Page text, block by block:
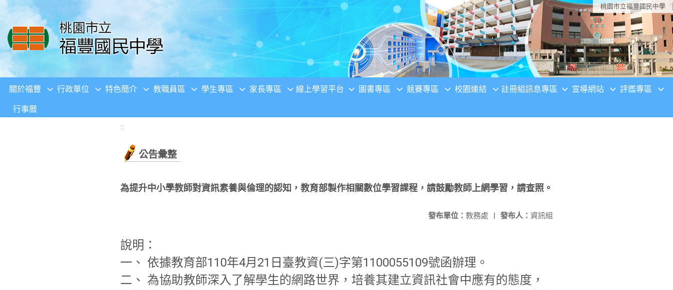
移至網頁之主要內容區位置 桃園市立福豐國民中學
關於福豐 行政單位 特色簡介 教職員區 學生專區 家長專區 線上學習平台 圖書專區 競賽專區 校園連結 註冊組訊息專區 宣導網站 評鑑專區
行事曆
:::
公告彙整
為提升中小學教師對資訊素養與倫理的認知，教育部製作相關數位學習課程，請鼓勵教師上網學習，請查照。
發布人： 資訊組
發布單位： 教務處 |
說明：
一、 依據教育部110年4月21日臺教資(三)字第1100055109號函辦理。
二、 為協助教師深入了解學生的網路世界，培養其建立資訊社會中應有的態度，